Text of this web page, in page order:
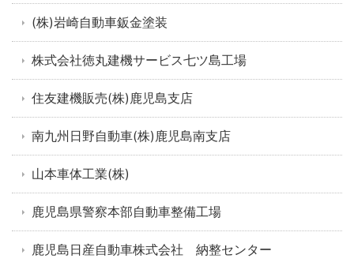
(株)岩崎自動車鈑金塗装
株式会社徳丸建機サービス七ツ島工場
住友建機販売(株)鹿児島支店
南九州日野自動車(株)鹿児島南支店
山本車体工業(株)
鹿児島県警察本部自動車整備工場
鹿児島日産自動車株式会社 納整センター